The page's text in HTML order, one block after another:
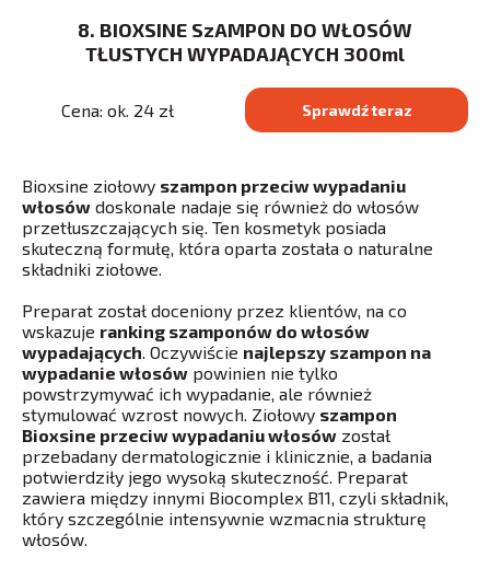
8. BIOXSINE SzAMPON DO WŁOSÓW
TŁUSTYCH WYPADAJĄCYCH 300ml
Cena: ok. 24 zł Sprawdź teraz
Bioxsine ziołowy szampon przeciw wypadaniu
włosów doskonale nadaje się również do włosów
przetłuszczających się. Ten kosmetyk posiada
skuteczną formułę, która oparta została o naturalne
składniki ziołowe.
Preparat został doceniony przez klientów, na co
wskazuje ranking szamponów do włosów
wypadających. Oczywiście najlepszy szampon na
wypadanie włosów powinien nie tylko
powstrzymywać ich wypadanie, ale również
stymulować wzrost nowych. Ziołowy szampon
Bioxsine przeciw wypadaniu włosów został
przebadany dermatologicznie i klinicznie, a badania
potwierdziły jego wysoką skuteczność. Preparat
zawiera między innymi Biocomplex B11, czyli składnik,
który szczególnie intensywnie wzmacnia strukturę
włosów.